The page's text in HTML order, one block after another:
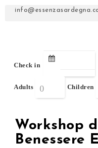
Check in
Adults Children
Workshop
Benessere